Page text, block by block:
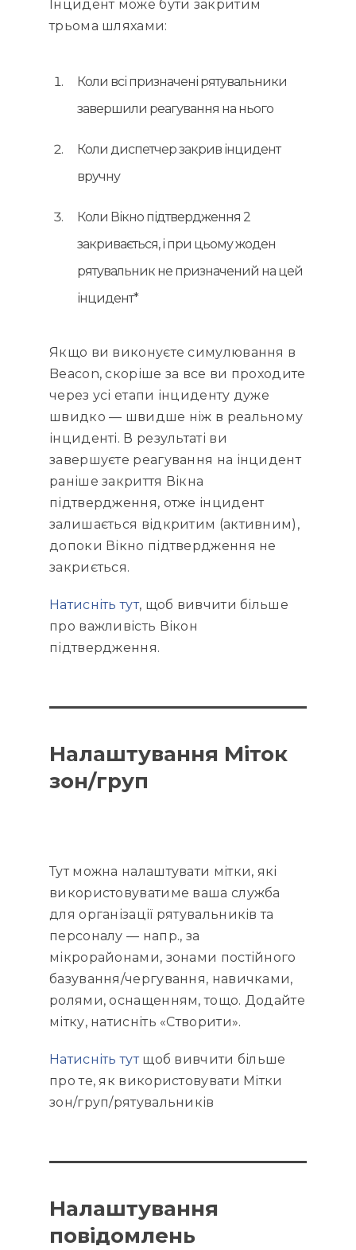
Інцидент може бути закритим
трьома шляхами:
Коли всі призначені рятувальники
завершили реагування на нього
Коли диспетчер закрив інцидент
вручну
Коли Вікно підтвердження 2
закривається, і при цьому жоден
рятувальник не призначений на цей
інцидент*
Якщо ви виконуєте симулювання в
Beacon, скоріше за все ви проходите
через усі етапи інциденту дуже
швидко — швидше ніж в реальному
інциденті. В результаті ви
завершуєте реагування на інцидент
раніше закриття Вікна
підтвердження, отже інцидент
залишається відкритим (активним),
допоки Вікно підтвердження не
закриється.
Натисніть тут, щоб вивчити більше
про важливість Вікон
підтвердження.
Налаштування Міток
зон/груп
Тут можна налаштувати мітки, які
використовуватиме ваша служба
для організації рятувальників та
персоналу — напр., за
мікрорайонами, зонами постійного
базування/чергування, навичками,
ролями, оснащенням, тощо. Додайте
мітку, натисніть «Створити».
Натисніть тутщоб вивчити більше
про те, як використовувати Мітки
зон/груп/рятувальників
Налаштування
повідомлень